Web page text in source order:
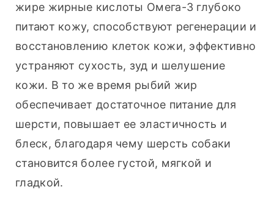
жире жирные кислоты Омега-3 глубоко
питают кожу, способствуют регенерации и
восстановлению клеток кожи, эффективно
устраняют сухость, зуд и шелушение
кожи. В то же время рыбий жир
обеспечивает достаточное питание для
шерсти, повышает ее эластичность и
блеск, благодаря чему шерсть собаки
становится более густой, мягкой и
гладкой.